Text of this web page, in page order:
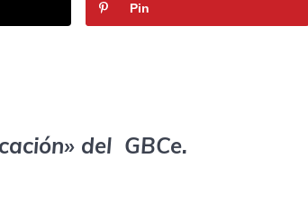
Pin
del GBCe.